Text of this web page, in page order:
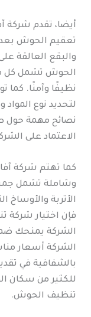
أيضا، تقدم شركة
تعقيم الحوش بعد
والبقع العالقة
الحوش تشمل كل
نظيفًا وآمنًا. كما
لتحديد نوع
نصائح مهمة حول
الاعتماد على
كما تهتم شركة
وشاملة تشمل
الأتربة والأوساخ
فإن اختيار شركة
الشركة يمنحك
الشركة أسعار
بالشفافية في
للكثير من سكان
تنظيف الحوش.